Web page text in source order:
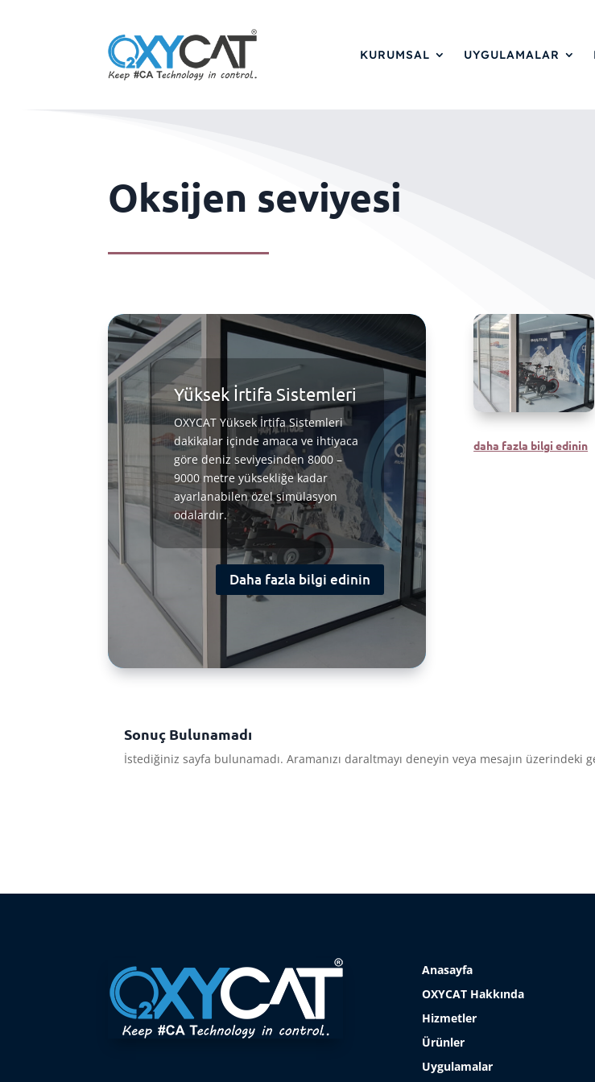
KURUMSAL UYGULAMALAR
Oksijen seviyesi
Yüksek İrtifa Sistemleri
OXYCAT Yüksek İrtifa Sistemleri
dakikalar içinde amaca ve ihtiyaca
göre deniz seviyesinden 8000 –
9000 metre yüksekliğe kadar
ayarlanabilen özel simülasyon
odalardır.
Daha fazla bilgi edinin
daha fazla bilgi edinin
Sonuç Bulunamadı
İstediğiniz sayfa bulunamadı. Aramanızı daraltmayı deneyin veya mesajın üzerindeki
Anasayfa
OXYCAT Hakkında
Hizmetler
Ürünler
Uygulamalar